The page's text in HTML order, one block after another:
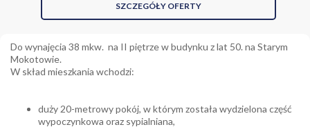
SZCZEGÓŁY OFERTY
Do wynajęcia 38 mkw. na II piętrze w budynku z lat 50. na Starym
Mokotowie.
W skład mieszkania wchodzi:
duży 20-metrowy pokój, w którym została wydzielona część
wypoczynkowa oraz sypialniana,